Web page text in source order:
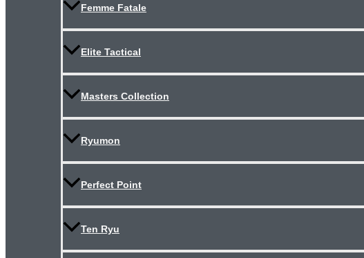
Femme Fatale
Elite Tactical
Masters Collection
Ryumon
Perfect Point
Ten Ryu